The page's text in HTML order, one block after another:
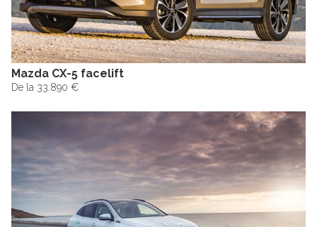
Mazda CX-5 facelift
De la 33.890 €